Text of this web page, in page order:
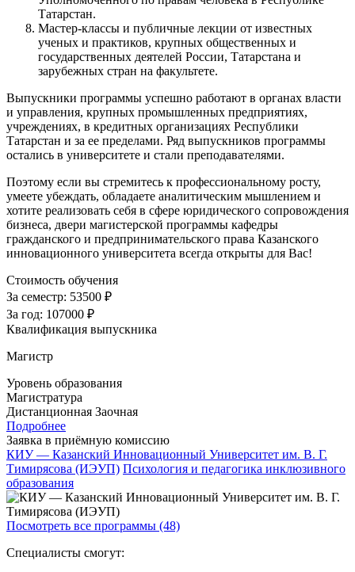
Татарстан.
Мастер-классы и публичные лекции от известных
ученых и практиков, крупных общественных и
государственных деятелей России, Татарстана и
зарубежных стран на факультете.
Выпускники программы успешно работают в органах власти
и управления, крупных промышленных предприятиях,
учреждениях, в кредитных организациях Республики
Татарстан и за ее пределами. Ряд выпускников программы
остались в университете и стали преподавателями.
Поэтому если вы стремитесь к профессиональному росту,
умеете убеждать, обладаете аналитическим мышлением и
хотите реализовать себя в сфере юридического сопровождения
бизнеса, двери магистерской программы кафедры
гражданского и предпринимательского права Казанского
инновационного университета всегда открыты для Вас!
Стоимость обучения
За семестр: 53500 ₽
За год: 107000 ₽
Квалификация выпускника
Магистр
Уровень образования
Магистратура
Дистанционная Заочная
Подробнее
Заявка в приёмную комиссию
КИУ — Казанский Инновационный Университет им. В. Г.
Тимирясова (ИЭУП) Психология и педагогика инклюзивного
образования
Посмотреть все программы (48)
Специалисты смогут: